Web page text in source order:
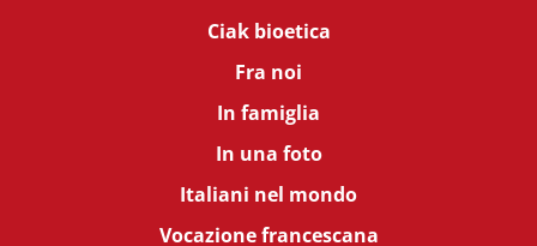
Ciak bioetica
Fra noi
In famiglia
In una foto
Italiani nel mondo
Vocazione francescana